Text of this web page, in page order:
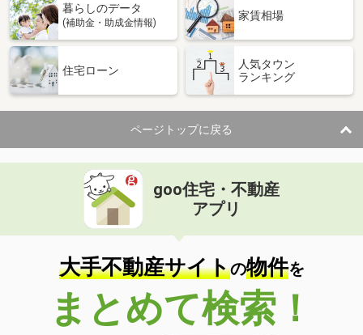
暮らしのデータ
(補助金・助成金情報)
家賃相場
住宅ローン
人気タウン
ランキング
ページトップに戻る
goo住宅・不動産
アプリ
大手不動産サイトの物件を
まとめて検索！